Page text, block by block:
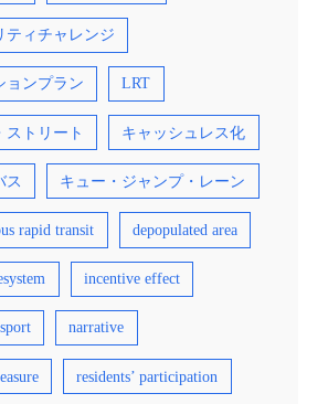
ティチャレンジ
ョンプラン LRT
ストリート キャッシュレス化
ス キュー・ジャンプ・レーン
rapid transit depopulated area
incentive effect
narrative
residents’ participation